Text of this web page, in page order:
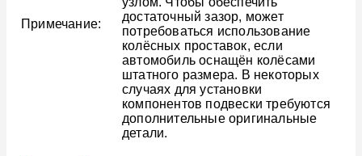
Примечание:
достаточный зазор, может
потребоваться использование
колёсных проставок, если
автомобиль оснащён колёсами
штатного размера. В некоторых
случаях для установки
компонентов подвески требуются
дополнительные оригинальные
детали.